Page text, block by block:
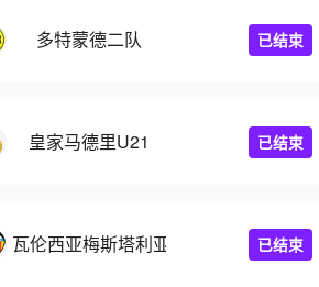
多特蒙德二队 已结束
皇家马德里U21 已结束
瓦伦西亚梅斯塔利亚 已结束